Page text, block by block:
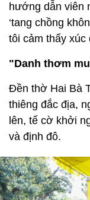
hướng dẫn viên
‘tang chồng
tôi cảm thấy xúc
"Danh thơm
Đền thờ Hai Bà
thiêng đắc địa,
lên, tế cờ khởi
và định đô.